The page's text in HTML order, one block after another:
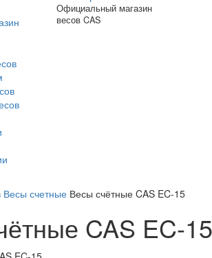
Официальный магазин
весов CAS
Весы счетные Весы счётные CAS EC-15
CAS EC-15